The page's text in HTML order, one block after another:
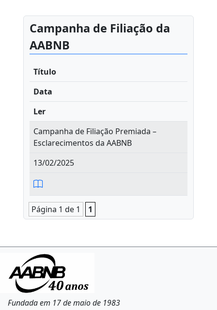
Campanha de Filiação da
AABNB
Título
Data
Ler
Campanha de Filiação Premiada –
Esclarecimentos da AABNB
13/02/2025
Página 1 de 1 1
Fundada em 17 de maio de 1983